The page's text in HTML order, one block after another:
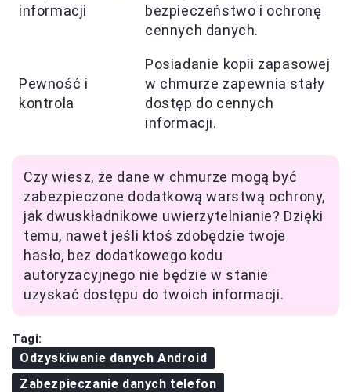
informacji
bezpieczeństwo i ochronę
cennych danych.
Pewność i
kontrola
Posiadanie kopii zapasowej
w chmurze zapewnia stały
dostęp do cennych
informacji.
Czy wiesz, że dane w chmurze mogą być
zabezpieczone dodatkową warstwą ochrony,
jak dwuskładnikowe uwierzytelnianie? Dzięki
temu, nawet jeśli ktoś zdobędzie twoje
hasło, bez dodatkowego kodu
autoryzacyjnego nie będzie w stanie
uzyskać dostępu do twoich informacji.
Tagi:
Odzyskiwanie danych Android
Zabezpieczanie danych telefon